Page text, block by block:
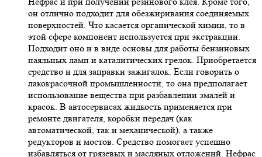
он отлично подходит для обезжиривания соединяемых
поверхностей. Что касается органической химии, то в
этой сфере компонент используется при экстракции.
Подходит оно и в виде основы для работы бензиновых
паяльных ламп и каталитических грелок. Приобретается
средство и для заправки зажигалок. Если говорить о
лакокрасочной промышленности, то она предполагает
использование вещества при разбавлении эмалей и
красок. В автосервисах жидкость применяется при
ремонте двигателя, коробки передач (как
автоматической, так и механической), а также
редукторов и мостов. Средство помогает успешно
избавляться от грязевых и масляных отложений. Нефрас